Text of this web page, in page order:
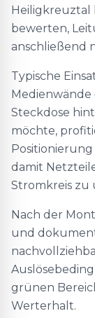
Heiligkreuztal
bewerten,
anschließend
Typische
Medienwände
Steckdose
möchte,
damit
Stromkreis zu
Nach der
und
grünen
Werterhalt.